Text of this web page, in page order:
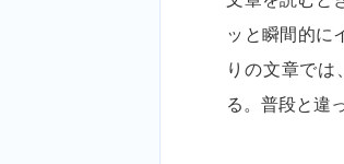
ッと瞬間的に
りの文章で
る。普段と違